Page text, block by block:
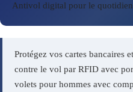
Antivol digital pour le quotidien
Protégez vos cartes bancaires
contre le vol par RFID avec
volets pour hommes avec